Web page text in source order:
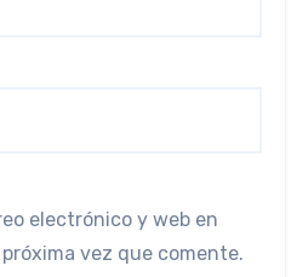
electrónico y web en
vez que comente.